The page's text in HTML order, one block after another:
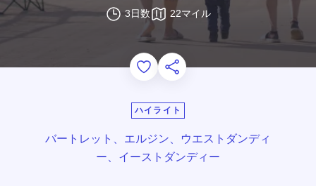
3日数 22マイル
Add to Favorites
このページを共有する
ハイライト
バートレット、エルジン、ウエストダンディ
ー、イーストダンディー